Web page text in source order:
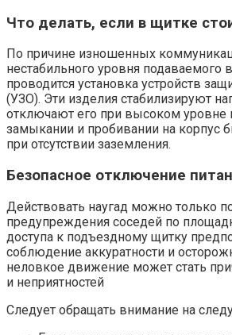
Что делать, если в щитке
По причине изношенных
нестабильного уровня подаваемого
проводится установка устройств
(УЗО). Эти изделия стабилизируют
отключают его при высоком уровне
замыкании и пробивании на корпус
при отсутствии заземления.
Безопасное отключение
Действовать наугад можно только
предупреждения соседей по
доступа к подъездному щитку
соблюдение аккуратности и
неловкое движение может стать
и неприятностей
Следует обращать внимание на